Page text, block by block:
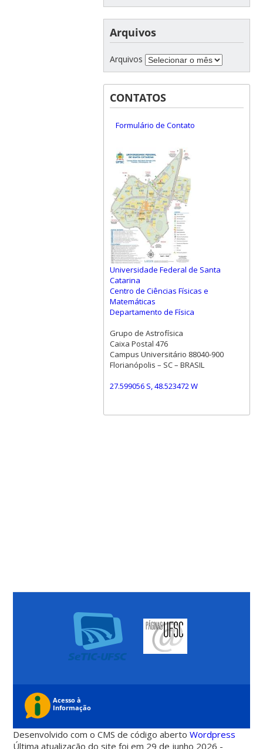
Arquivos
Arquivos
CONTATOS
Formulário de Contato
Universidade Federal de Santa
Catarina
Centro de Ciências Físicas e
Matemáticas
Departamento de Física
Grupo de Astrofísica
Caixa Postal 476
Campus Universitário 88040-900
Florianópolis – SC – BRASIL
27.599056 S, 48.523472 W
Desenvolvido com o CMS de código abertoWordpress
Última atualização do site foi em 29 de junho 2026 -